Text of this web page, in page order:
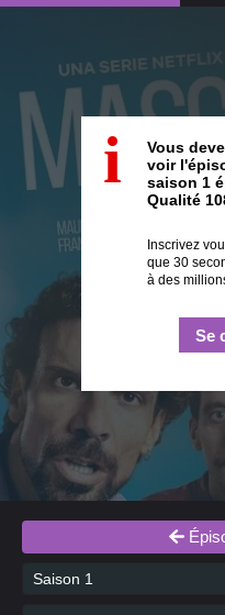
i
Vous
voir
saison 1
Qualité
Inscrivez
que 30
à des
Se